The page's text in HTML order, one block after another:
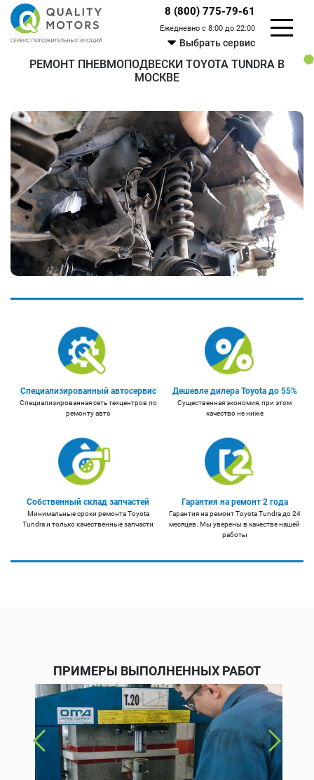
8 (800) 775-79-61
Ежедневно с 8:00 до 22:00
Выбрать сервис
РЕМОНТ ПНЕВМОПОДВЕСКИ TOYOTA TUNDRA В
МОСКВЕ
Специализированный автосервис
Специализированная сеть техцентров по
ремонту авто
Дешевле дилера Toyota до 55%
Существенная экономия, при этом
качество не ниже
Собственный склад запчастей
Минимальные сроки ремонта Toyota
Tundra и только качественные запчасти
Гарантия на ремонт 2 года
Гарантия на ремонт Toyota Tundra до 24
месяцев. Мы уверены в качестве нашей
работы
ПРИМЕРЫ ВЫПОЛНЕННЫХ РАБОТ